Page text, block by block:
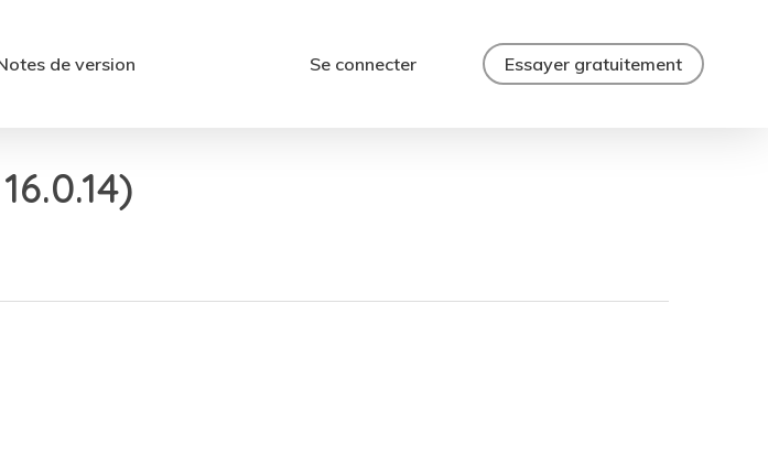
de version Se connecter Essayer gratuitement